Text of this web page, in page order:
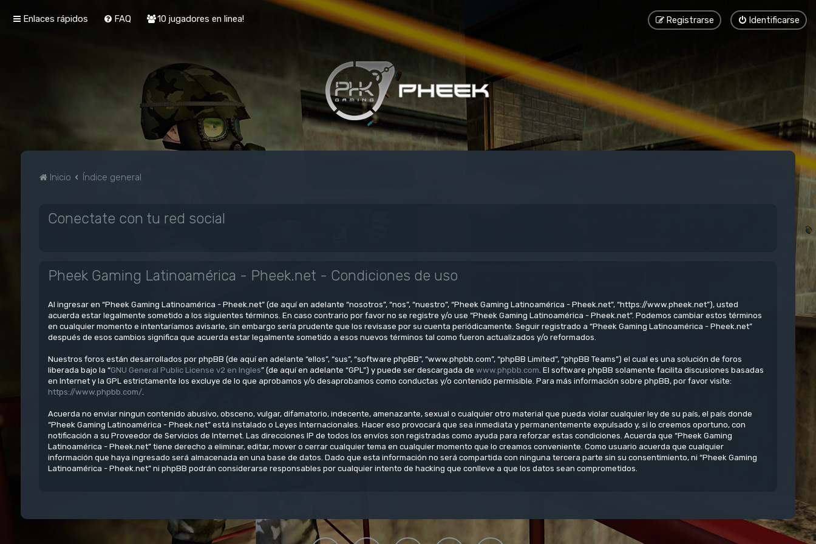
Enlaces rápidos FAQ 10 jugadores en linea! Identificarse
Registrarse
Inicio Índice general
Conectate con tu red social
Pheek Gaming Latinoamérica - Pheek.net - Condiciones de uso
Al ingresar en “Pheek Gaming Latinoamérica - Pheek.net” (de aquí en adelante “nosotros”, “nos”, “nuestro”, “Pheek Gaming Latinoamérica - Pheek.net”, “https://www.pheek.net”), usted
acuerda estar legalmente sometido a los siguientes términos. En caso contrario por favor no se registre y/o use “Pheek Gaming Latinoamérica - Pheek.net”. Podemos cambiar estos términos
en cualquier momento e intentaríamos avisarle, sin embargo sería prudente que los revisase por su cuenta periódicamente. Seguir registrado a “Pheek Gaming Latinoamérica - Pheek.net”
después de esos cambios significa que acuerda estar legalmente sometido a esos nuevos términos tal como fueron actualizados y/o reformados.
Nuestros foros están desarrollados por phpBB (de aquí en adelante “ellos”, “sus”, “software phpBB”, “www.phpbb.com”, “phpBB Limited”, “phpBB Teams”) el cual es una solución de foros
liberada bajo la “GNU General Public License v2 en Ingles” (de aquí en adelante “GPL”) y puede ser descargada de www.phpbb.com. El software phpBB solamente facilita discusiones basadas
en Internet y la GPL estrictamente los excluye de lo que aprobamos y/o desaprobamos como conductas y/o contenido permisible. Para más información sobre phpBB, por favor visite:
https://www.phpbb.com/.
Acuerda no enviar ningun contenido abusivo, obsceno, vulgar, difamatorio, indecente, amenazante, sexual o cualquier otro material que pueda violar cualquier ley de su país, el país donde
“Pheek Gaming Latinoamérica - Pheek.net” está instalado o Leyes Internacionales. Hacer eso provocará que sea inmediata y permanentemente expulsado y, si lo creemos oportuno, con
notificación a su Proveedor de Servicios de Internet. Las direcciones IP de todos los envíos son registradas como ayuda para reforzar estas condiciones. Acuerda que “Pheek Gaming
Latinoamérica - Pheek.net” tiene derecho a eliminar, editar, mover o cerrar cualquier tema en cualquier momento que lo creamos conveniente. Como usuario acuerda que cualquier
información que haya ingresado será almacenada en una base de datos. Dado que esta información no será compartida con ninguna tercera parte sin su consentimiento, ni “Pheek Gaming
Latinoamérica - Pheek.net” ni phpBB podrán considerarse responsables por cualquier intento de hacking que conlleve a que los datos sean comprometidos.